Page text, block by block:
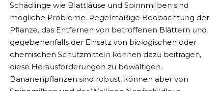
Schädlinge wie Blattläuse und Spinnmilben sind
mögliche Probleme. Regelmäßige Beobachtung der
Pflanze, das Entfernen von betroffenen Blättern und
gegebenenfalls der Einsatz von biologischen oder
chemischen Schutzmitteln können dazu beitragen,
diese Herausforderungen zu bewältigen.
Bananenpflanzen sind robust, können aber von